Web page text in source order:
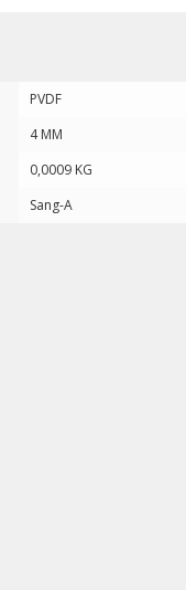
PVDF
4 MM
0,0009 KG
Sang-A